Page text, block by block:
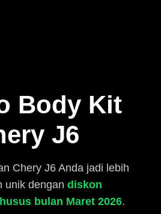
Body Kit
J6
Chery J6 Anda jadi lebih
unik dengan diskon
bulan Maret 2026.